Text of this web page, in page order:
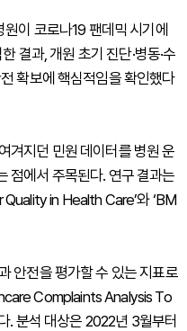
이 코로나19 팬데믹 시기에
결과, 개원 초기 진단·병동·수
확보에 핵심적임을 확인했다
겨지던 민원 데이터를 병원 운
점에서 주목된다. 연구 결과는
in Health Care’와 ‘BM
안전을 평가할 수 있는 지표로
Complaints Analysis To
. 분석 대상은 2022년 3월부터